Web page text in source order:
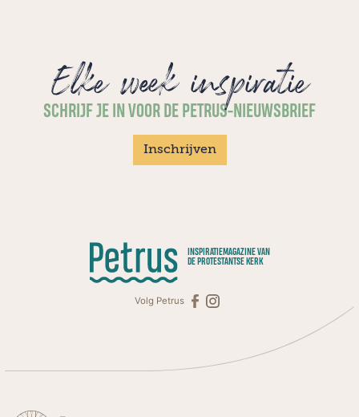
Elke week inspiratie
SCHRIJF JE IN VOOR DE PETRUS-NIEUWSBRIEF
Inschrijven
INSPIRATIEMAGAZINE VAN
DE PROTESTANTSE KERK
Volg Petrus